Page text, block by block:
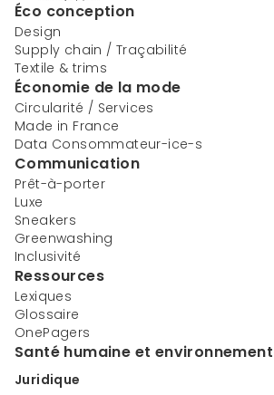
Éco conception
Design
Supply chain / Traçabilité
Textile & trims
Économie de la mode
Circularité / Services
Made in France
Data Consommateur-ice-s
Communication
Prêt-à-porter
Luxe
Sneakers
Greenwashing
Inclusivité
Ressources
Lexiques
Glossaire
OnePagers
Santé humaine et
Juridique